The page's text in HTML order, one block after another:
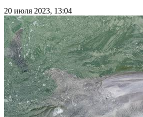
20 июля 2023, 13:04